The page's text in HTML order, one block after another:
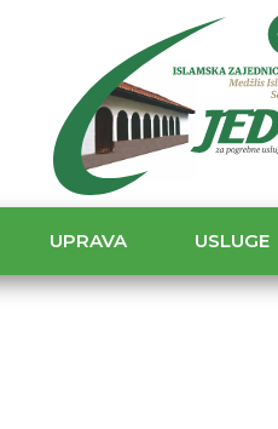
UPRAVA USLUGE